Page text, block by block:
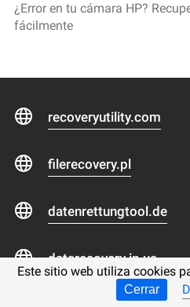
Este sitio web utiliza cookies
Cerrar
¿Error en tu cámara HP?
fácilmente
recoveryutility.com
filerecovery.pl
datenrettungtool.de
datarecovery.in.ua